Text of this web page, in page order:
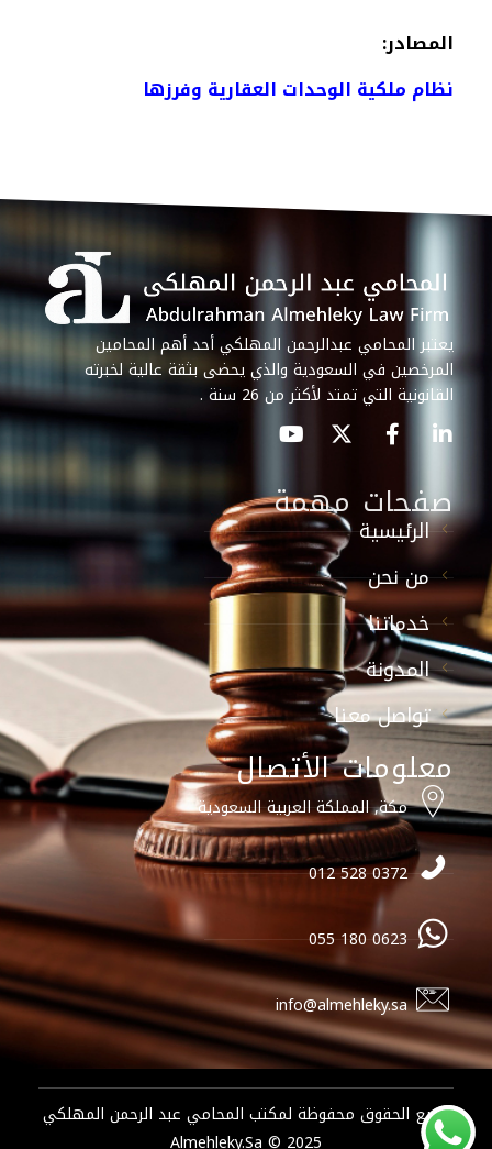
المصادر:
نظام ملكية الوحدات العقارية وفرزها
يعتبر المحامي عبدالرحمن المهلكي أحد أهم المحامين
المرخصين في السعودية والذي يحضى بثقة عالية لخبرته
القانونية التي تمتد لأكثر من 26 سنة .
صفحات مهمة
الرئيسية
من نحن
خدماتنا
المدونة
تواصل معنا
معلومات الأتصال
مكة, المملكة العربية السعودية
0372 528 012
0623 180 055
info@almehleky.sa
جميع الحقوق محفوظة لمكتب المحامي عبد الرحمن المهلكي
2025 © Almehleky.sa